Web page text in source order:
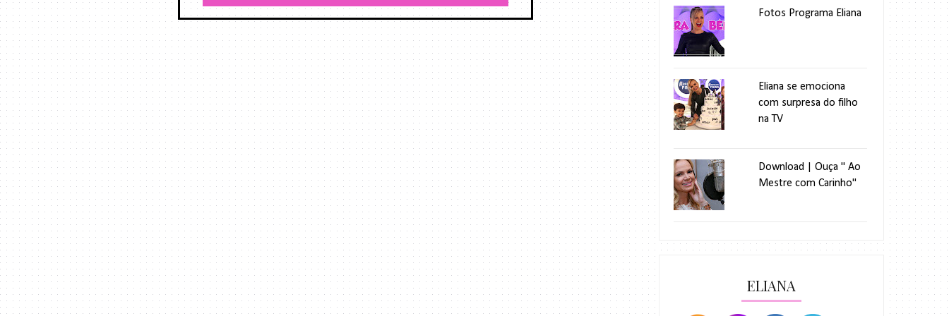
Fotos Programa Eliana
Eliana se emociona
com surpresa do filho
na TV
Download | Ouça " Ao
Mestre com Carinho"
ELIANA